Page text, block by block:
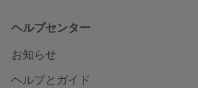
ヘルプセンター
お知らせ
ヘルプとガイド